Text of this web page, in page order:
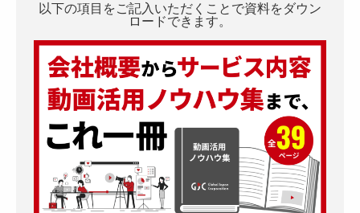
以下の項目をご記入いただくことで資料をダウン
ロードできます。